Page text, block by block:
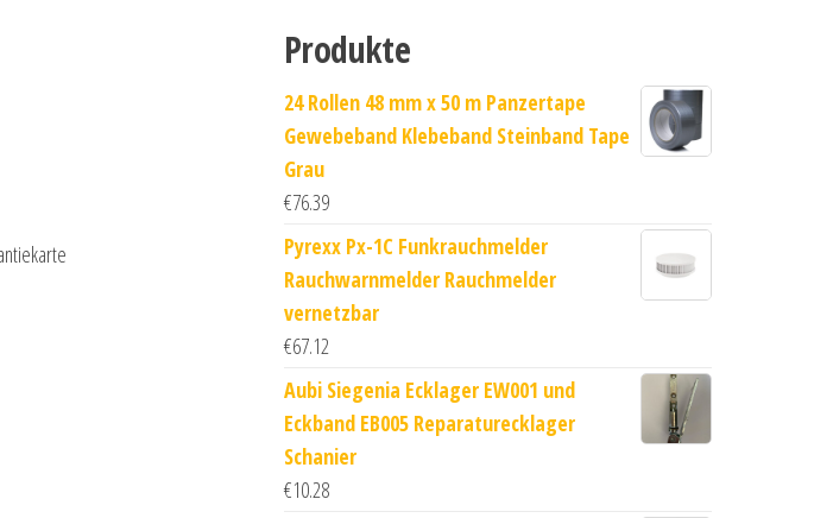
Produkte
24 Rollen 48 mm x 50 m Panzertape
Gewebeband Klebeband Steinband Tape
Grau
€76.39
Pyrexx Px-1C Funkrauchmelder
Rauchwarnmelder Rauchmelder
vernetzbar
€67.12
Aubi Siegenia Ecklager EW001 und
Eckband EB005 Reparaturecklager
Schanier
€10.28